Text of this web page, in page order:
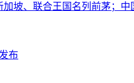
坡、联合王国名列前茅；
布